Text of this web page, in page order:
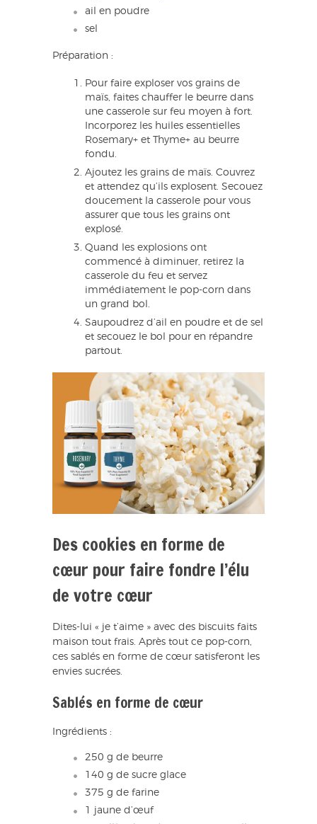
ail en poudre
sel
Préparation :
Pour faire exploser vos grains de
maïs, faites chauffer le beurre dans
une casserole sur feu moyen à fort.
Incorporez les huiles essentielles
Rosemary+ et Thyme+ au beurre
fondu.
Ajoutez les grains de maïs. Couvrez
et attendez qu’ils explosent. Secouez
doucement la casserole pour vous
assurer que tous les grains ont
explosé.
Quand les explosions ont
commencé à diminuer, retirez la
casserole du feu et servez
immédiatement le pop-corn dans
un grand bol.
Saupoudrez d’ail en poudre et de sel
et secouez le bol pour en répandre
partout.
Des cookies en forme de
cœur pour faire fondre l’élu
de votre cœur
Dites-lui « je t’aime » avec des biscuits faits
maison tout frais. Après tout ce pop-corn,
ces sablés en forme de cœur satisferont les
envies sucrées.
Sablés en forme de cœur
Ingrédients :
250 g de beurre
140 g de sucre glace
375 g de farine
1 jaune d’œuf